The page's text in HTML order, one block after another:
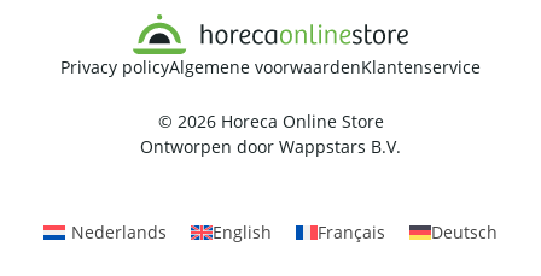
Privacy policyAlgemene voorwaardenKlantenservice
© 2026 Horeca Online Store
Ontworpen door Wappstars B.V.
Nederlands English Français Deutsch